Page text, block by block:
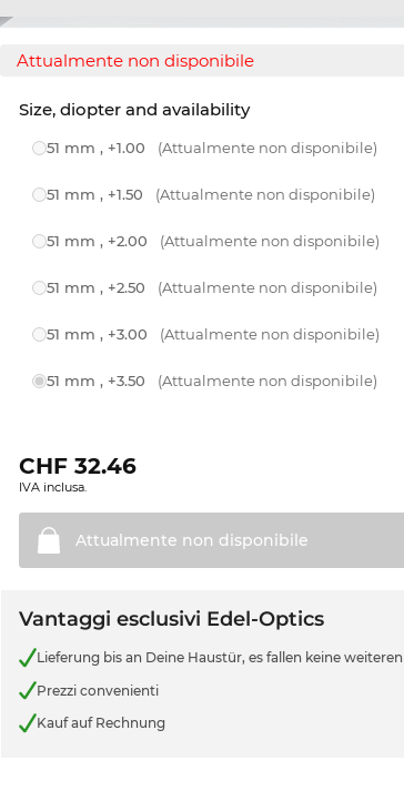
Attualmente non disponibile
Size, diopter and availability
51 mm , +1.00 (Attualmente non disponibile)
51 mm , +1.50 (Attualmente non disponibile)
51 mm , +2.00 (Attualmente non disponibile)
51 mm , +2.50 (Attualmente non disponibile)
51 mm , +3.00 (Attualmente non disponibile)
51 mm , +3.50 (Attualmente non disponibile)
CHF32.46
IVA inclusa.
Attualmente non disponibile
Vantaggi esclusivi Edel-Optics
Lieferung bis an Deine Haustür, es fallen keine
Prezzi convenienti
Kauf auf Rechnung